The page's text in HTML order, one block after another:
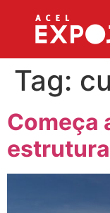
Tag:
Começa